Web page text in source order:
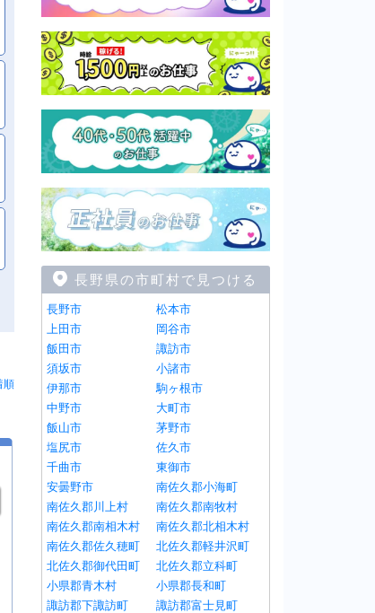
順
長野県の市町村で見つける
長野市
松本市
上田市
岡谷市
飯田市
諏訪市
須坂市
小諸市
伊那市
駒ヶ根市
中野市
大町市
飯山市
茅野市
塩尻市
佐久市
千曲市
東御市
安曇野市
南佐久郡小海町
南佐久郡川上村
南佐久郡南牧村
南佐久郡南相木村
南佐久郡北相木村
南佐久郡佐久穂町
北佐久郡軽井沢町
北佐久郡御代田町
北佐久郡立科町
小県郡青木村
小県郡長和町
諏訪郡下諏訪町
諏訪郡富士見町